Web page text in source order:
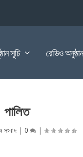
সূচি রেডিও অনুষ্ঠান
সংবাদ| 0 |